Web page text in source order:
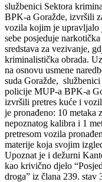
Odštampaj stranicu
U protekla 24 sata na
Goražde, u ulici 31
službenici Sektora
BPK-a Goražde, izvršili
vozila kojim je upravljalo
sebe posjeduje
sredstava za vezivanje,
kriminalistička obrada.
na osnovu usmene
suda Goražde,
policije MUP-a BPK-a
izvršili pretres kuće i
je pronađeno: 10 metaka
nepoznatog kalibra i 1
pretresom vozila
materije koja svojim